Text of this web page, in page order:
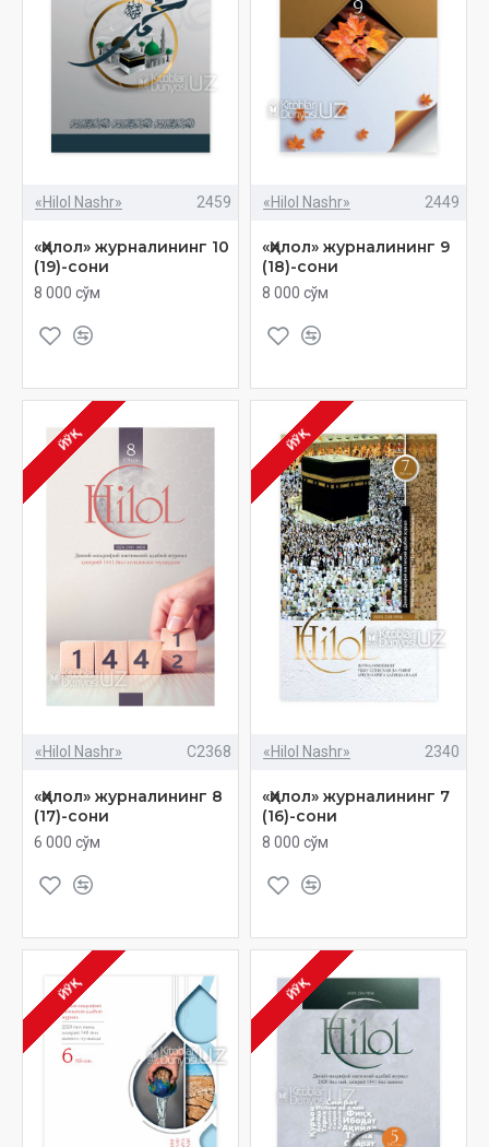
«Hilol Nashr» 2459
«Ҳилол» журналининг 10
(19)-сони
8 000 сўм
«Hilol Nashr» 2449
«Ҳилол» журналининг 9
(18)-сони
8 000 сўм
ЙЎҚ
«Hilol Nashr» C2368
«Ҳилол» журналининг 8
(17)-сони
6 000 сўм
ЙЎҚ
«Hilol Nashr» 2340
«Ҳилол» журналининг 7
(16)-сони
8 000 сўм
ЙЎҚ ЙЎҚ